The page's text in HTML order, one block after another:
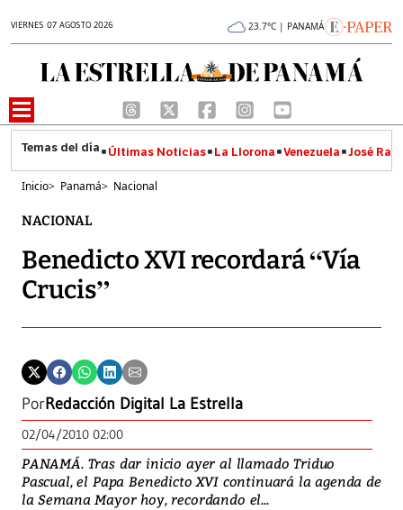
VIERNES 07 AGOSTO 2026 23.7°C | PANAMÁ
Últimas Noticias La Llorona Venezuela José
Inicio> Panamá> Nacional
NACIONAL
Benedicto XVI recordará “Vía
Crucis”
PorRedacción Digital La Estrella
02/04/2010 02:00
PANAMÁ. Tras dar inicio ayer al llamado Triduo
Pascual, el Papa Benedicto XVI continuará la agenda de
la Semana Mayor hoy, recordando el...